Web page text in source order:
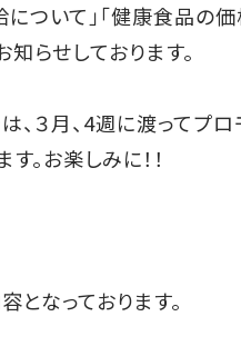
ついて」「健康食品の
知らせしております。
３月、4週に渡ってプロ
。お楽しみに！！
となっております。